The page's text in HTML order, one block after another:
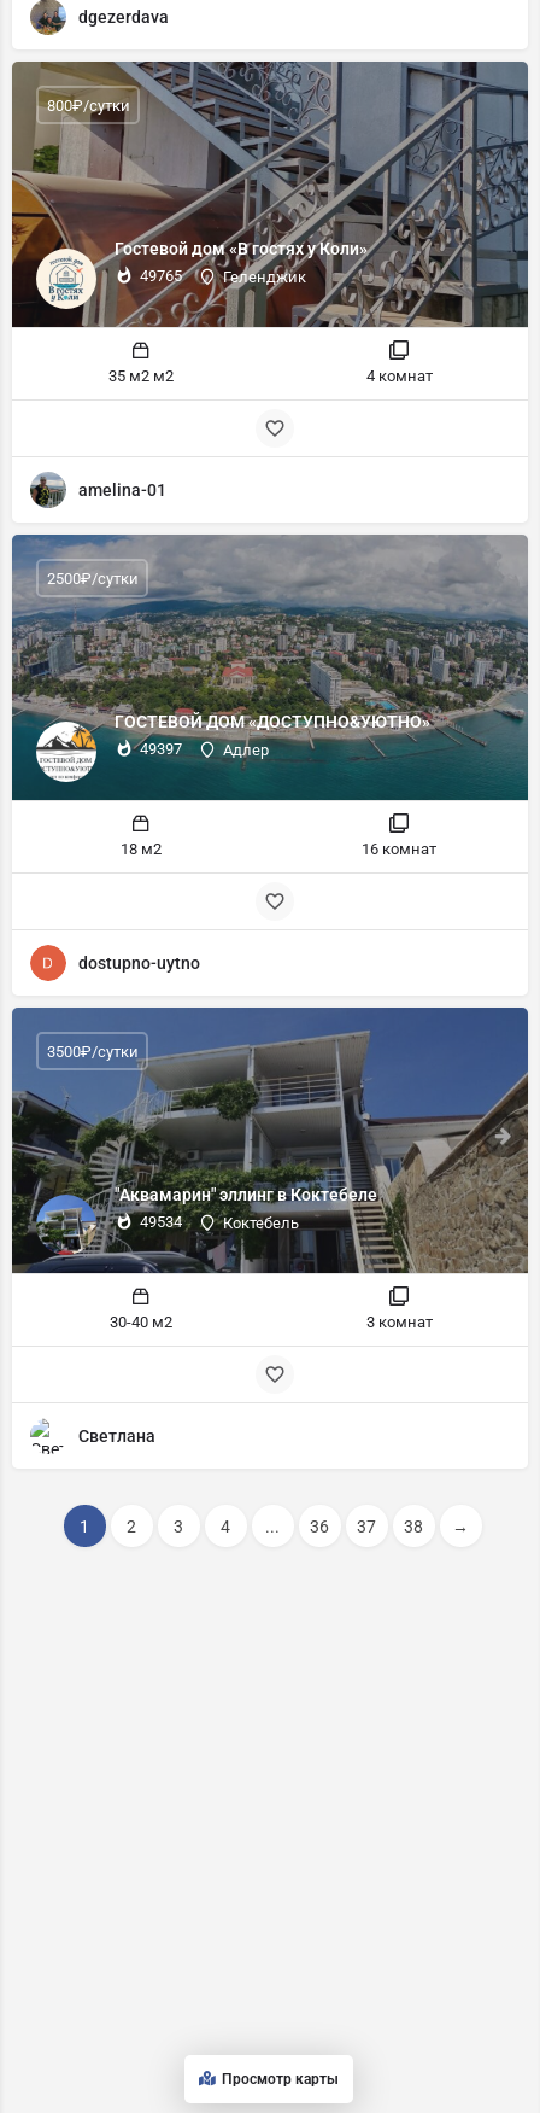
dgezerdava
Гостевой дом «В гостях у Коли»
49765 Геленджик
800₽/сутки
35 м2 м2 4 комнат
amelina-01
ГОСТЕВОЙ ДОМ «ДОСТУПНО&УЮТНО»
49397 Адлер
2500₽/сутки
18 м2 16 комнат
dostupno-uytno
"Аквамарин" эллинг в Коктебеле
49534 Коктебель
3500₽/сутки
30-40 м2 3 комнат
Светлана
1 2 3 4 ... 36 37 38 →
Просмотр карты